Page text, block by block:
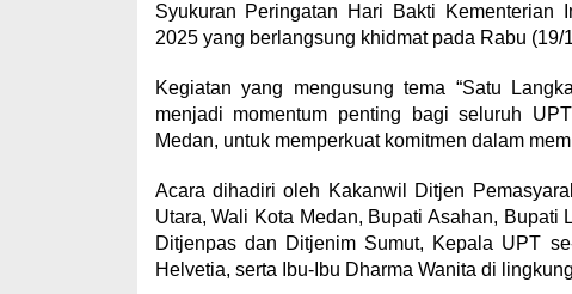
Syukuran Peringatan Hari Bakti Kementerian
2025 yang berlangsung khidmat pada Rabu
Kegiatan yang mengusung tema “Satu
menjadi momentum penting bagi seluruh
Medan, untuk memperkuat komitmen dalam
Acara dihadiri oleh Kakanwil Ditjen
Utara, Wali Kota Medan, Bupati Asahan, Bupati
Ditjenpas dan Ditjenim Sumut, Kepala UPT
Helvetia, serta Ibu-Ibu Dharma Wanita di